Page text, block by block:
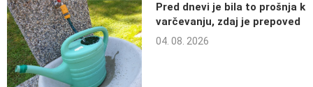
Pred dnevi je bila to prošnja k
varčevanju, zdaj je prepoved
04. 08. 2026